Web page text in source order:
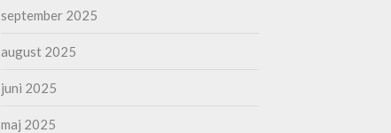
september 2025
august 2025
juni 2025
maj 2025